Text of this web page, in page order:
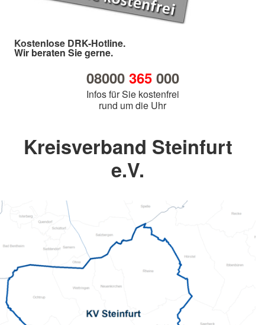
Kostenlose DRK-Hotline.
Wir beraten Sie gerne.
08000 365000
Infos für Sie kostenfrei
rund um die Uhr
Kreisverband Steinfurt
e.V.